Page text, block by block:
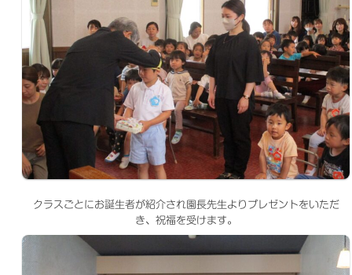
クラスごとにお誕生者が紹介され園長先生よりプレゼントをいただ
き、祝福を受けます。